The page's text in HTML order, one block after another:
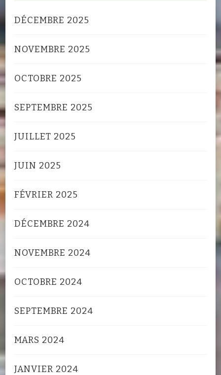
DÉCEMBRE 2025
NOVEMBRE 2025
OCTOBRE 2025
SEPTEMBRE 2025
JUILLET 2025
JUIN 2025
FÉVRIER 2025
DÉCEMBRE 2024
NOVEMBRE 2024
OCTOBRE 2024
SEPTEMBRE 2024
MARS 2024
JANVIER 2024